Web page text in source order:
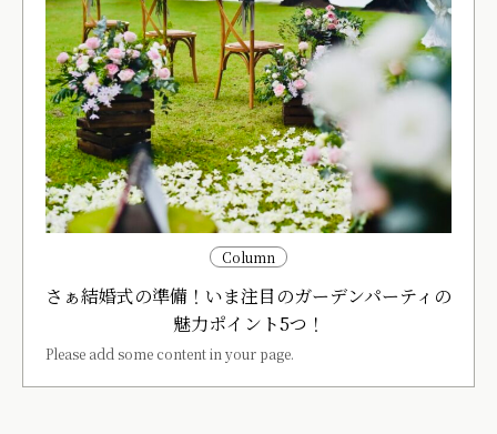
Column
さぁ結婚式の準備！いま注目のガーデンパーティの
魅力ポイント5つ！
Please add some content in your page.